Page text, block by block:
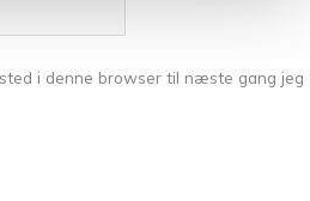
i denne browser til næste gang jeg